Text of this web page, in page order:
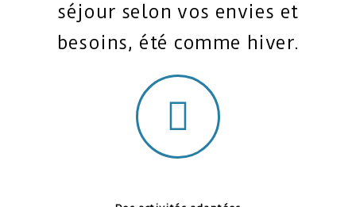
séjour selon vos envies et
besoins, été comme hiver.